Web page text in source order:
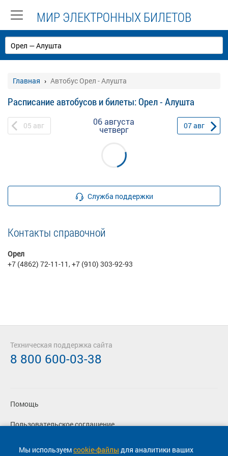
МИР ЭЛЕКТРОННЫХ БИЛЕТОВ
Главная Автобус Орел - Алушта
Расписание автобусов и билеты: Орел - Алушта
05 авг 06 августа
четверг 07авг
Служба поддержки
Контакты справочной
Орел
+7 (4862) 72-11-11, +7 (910) 303-92-93
Мы используемcookie-файлы для аналитики ваших
Помощь
Пользовательское соглашение
Политика конфиденциальности
Техническая поддержка сайта
8 800 600-03-38